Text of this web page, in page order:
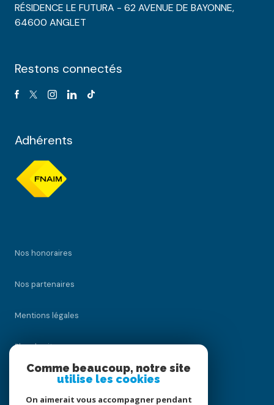
RÉSIDENCE LE FUTURA - 62 AVENUE DE BAYONNE,
64600 ANGLET
Restons connectés
Adhérents
Nos honoraires
Nos partenaires
Mentions légales
Plan du site
Comme beaucoup, notre site
utilise les cookies
On aimerait vous accompagner pendant